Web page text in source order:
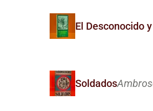
El Desconocido
Soldados